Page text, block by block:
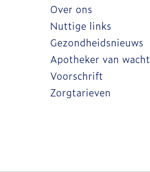
Over ons
Nuttige links
Gezondheidsnieuws
Apotheker van wacht
Voorschrift
Zorgtarieven